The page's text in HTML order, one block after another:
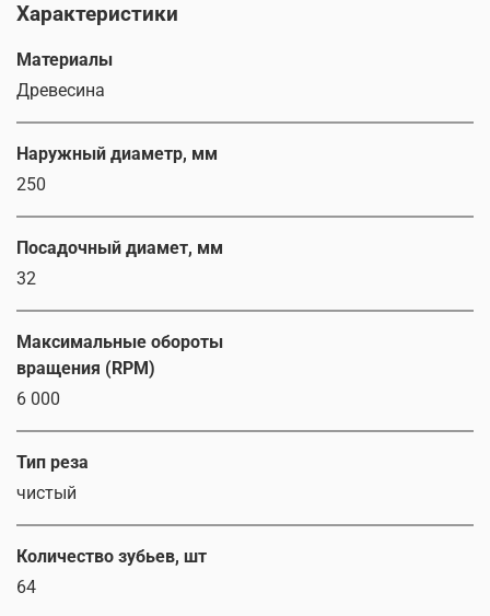
Характеристики
Материалы
Древесина
Наружный диаметр, мм
250
Посадочный диамет, мм
32
Максимальные обороты
вращения (RPM)
6 000
Тип реза
чистый
Количество зубьев, шт
64